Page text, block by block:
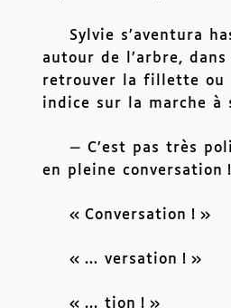
Sylvie s’aventura
autour de l’arbre, dans
retrouver la fillette ou
indice sur la marche à
— C’est pas très
en pleine conversation !
« Conversation ! »
« … versation ! »
« ... tion ! »